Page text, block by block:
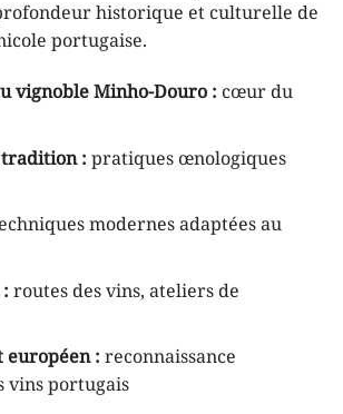
historique et culturelle de
portugaise.
vignoble Minho-Douro : cœur du
tradition : pratiques œnologiques
modernes adaptées au
routes des vins, ateliers de
européen : reconnaissance
vins portugais